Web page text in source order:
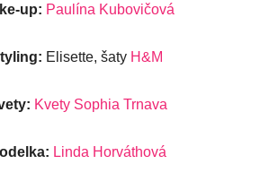
up: Paulína Kubovičová
Elisette, šaty H&M
Kvety Sophia Trnava
Linda Horváthová